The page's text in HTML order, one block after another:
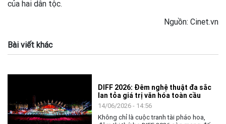
của hai dân tộc.
Nguồn: Cinet.vn
Bài viết khác
DIFF 2026: Đêm nghệ thuật đa sắc
lan tỏa giá trị văn hóa toàn cầu
14/06/2026 - 14:56
Không chỉ là cuộc tranh tài pháo hoa,